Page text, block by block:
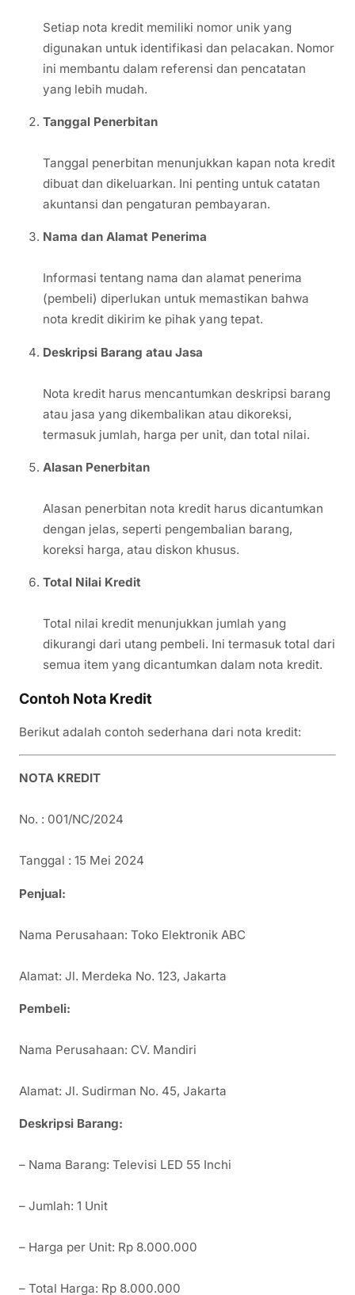
Setiap nota kredit memiliki nomor unik yang
digunakan untuk identifikasi dan pelacakan. Nomor
ini membantu dalam referensi dan pencatatan
yang lebih mudah.
Tanggal Penerbitan
Tanggal penerbitan menunjukkan kapan nota kredit
dibuat dan dikeluarkan. Ini penting untuk catatan
akuntansi dan pengaturan pembayaran.
Nama dan Alamat Penerima
Informasi tentang nama dan alamat penerima
(pembeli) diperlukan untuk memastikan bahwa
nota kredit dikirim ke pihak yang tepat.
Deskripsi Barang atau Jasa
Nota kredit harus mencantumkan deskripsi barang
atau jasa yang dikembalikan atau dikoreksi,
termasuk jumlah, harga per unit, dan total nilai.
Alasan Penerbitan
Alasan penerbitan nota kredit harus dicantumkan
dengan jelas, seperti pengembalian barang,
koreksi harga, atau diskon khusus.
Total Nilai Kredit
Total nilai kredit menunjukkan jumlah yang
dikurangi dari utang pembeli. Ini termasuk total dari
semua item yang dicantumkan dalam nota kredit.
Contoh Nota Kredit
Berikut adalah contoh sederhana dari nota kredit:
NOTA KREDIT
No. : 001/NC/2024
Tanggal : 15 Mei 2024
Penjual:
Nama Perusahaan: Toko Elektronik ABC
Alamat: Jl. Merdeka No. 123, Jakarta
Pembeli:
Nama Perusahaan: CV. Mandiri
Alamat: Jl. Sudirman No. 45, Jakarta
Deskripsi Barang:
– Nama Barang: Televisi LED 55 Inchi
– Jumlah: 1 Unit
– Harga per Unit: Rp 8.000.000
– Total Harga: Rp 8.000.000